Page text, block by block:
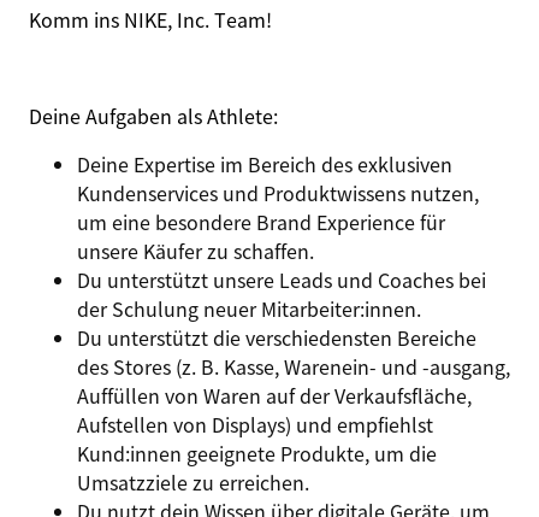
Komm ins NIKE, Inc. Team!
Deine Aufgaben alsAthlete:
Deine Expertise im Bereich des exklusiven
Kundenservices und Produktwissens nutzen,
um eine besondere Brand Experience für
unsere Käufer zu schaffen.
Du unterstützt unsere Leads und Coaches bei
der Schulung neuer Mitarbeiter:innen.
Du unterstützt die verschiedensten Bereiche
des Stores (z. B. Kasse, Warenein- und -ausgang,
Auffüllen von Waren auf der Verkaufsfläche,
Aufstellen von Displays) und empfiehlst
Kund:innen geeignete Produkte, um die
Umsatzziele zu erreichen.
Du nutzt dein Wissen über digitale Geräte, um